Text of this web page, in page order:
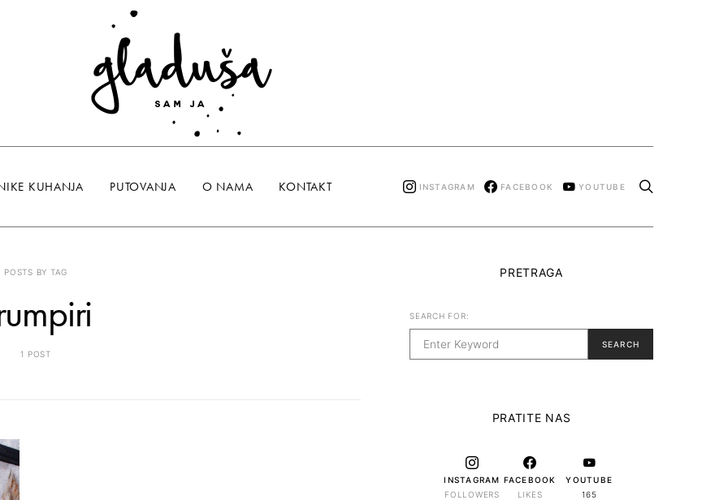
KUHANJA PUTOVANJA O NAMA KONTAKT INSTAGRAM FACEBOOK YOUTUBE
POSTS BY TAG
1 POST
PRETRAGA
SEARCH FOR:
SEARCH
PRATITE NAS
INSTAGRAM
FOLLOWERS
FACEBOOK
LIKES
YOUTUBE
165